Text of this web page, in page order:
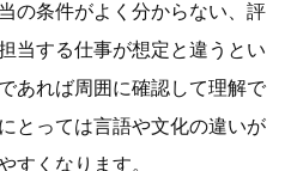
の条件がよく分からない、評
当する仕事が想定と違うとい
あれば周囲に確認して理解で
とっては言語や文化の違いが
すくなります。